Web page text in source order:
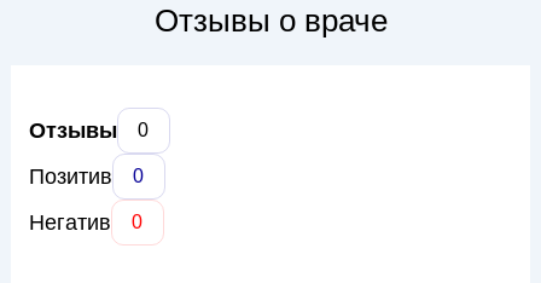
индивидуальному подходу к каждой п...
Отзывы о враче
Отзывы 0
Позитив 0
Негатив 0